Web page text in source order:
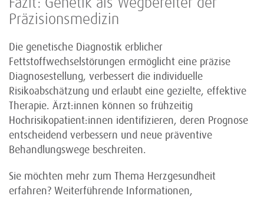
Fazit: Genetik als Wegbereiter der
Präzisionsmedizin
Die genetische Diagnostik erblicher
Fettstoffwechselstörungen ermöglicht eine präzise
Diagnosestellung, verbessert die individuelle
Risikoabschätzung und erlaubt eine gezielte, effektive
Therapie. Ärzt:innen können so frühzeitig
Hochrisikopatient:innen identifizieren, deren Prognose
entscheidend verbessern und neue präventive
Behandlungswege beschreiten.
Sie möchten mehr zum Thema Herzgesundheit
erfahren? Weiterführende Informationen,